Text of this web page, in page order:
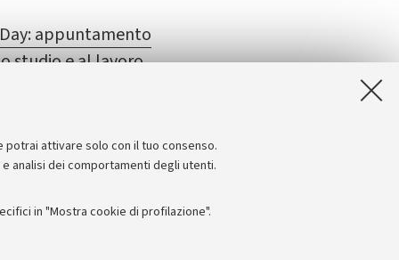
attivare solo con il tuo consenso.
analisi dei comportamenti degli utenti.
in "Mostra cookie di profilazione".
appuntamento
studio e al lavoro